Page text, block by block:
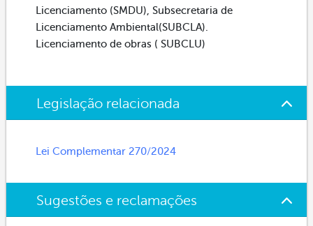
Licenciamento (SMDU), Subsecretaria de
Licenciamento Ambiental(SUBCLA).
Licenciamento de obras ( SUBCLU)
Legislação relacionada
Lei Complementar 270/2024
Sugestões e reclamações